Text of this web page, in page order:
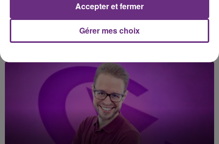
JENNIFER LOPEZ & DAVID GUETTA TEDDY SWIMS
A L'ANTENNE
Gérer mes choix
Accepter et fermer